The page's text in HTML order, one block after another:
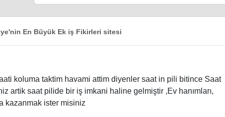
En Büyük Ek iş Fikirleri sitesi
koluma taktim havami attim diyenler saat in pili bitince Saat
artik saat pilide bir iş imkani haline gelmiştir ,Ev hanımları,
kazanmak ister misiniz